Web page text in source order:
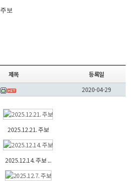
주보
제목
등록일
2020-04-29
2025.12.21. 주보
2025.12.14. 주보 ...